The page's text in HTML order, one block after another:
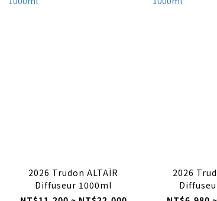
2026 Trudon ALTAÏR
Diffuseur 1000ml
2026